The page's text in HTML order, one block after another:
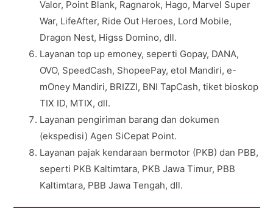
Valor, Point Blank, Ragnarok, Hago, Marvel Super
War, LifeAfter, Ride Out Heroes, Lord Mobile,
Dragon Nest, Higss Domino, dll.
Layanan top up emoney, seperti Gopay, DANA,
OVO, SpeedCash, ShopeePay, etol Mandiri, e-
mOney Mandiri, BRIZZI, BNI TapCash, tiket bioskop
TIX ID, MTIX, dll.
Layanan pengiriman barang dan dokumen
(ekspedisi) Agen SiCepat Point.
Layanan pajak kendaraan bermotor (PKB) dan PBB,
seperti PKB Kaltimtara, PKB Jawa Timur, PBB
Kaltimtara, PBB Jawa Tengah, dll.